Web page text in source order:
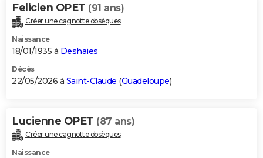
Carte de Noël
Carte Bonne année
Carte Saint-Valentin
Carte Pâques
Carte d'anniversaire
DICTIONNAIRE
Dictionnaire
Biographies
Citations
Expressions
Proverbes
PROGRAMME TV
S'inscrire
Se connecter
Lycées
Collèges
Primaires
Universités
Entreprises
Service militaire
Avis de recherche
AVIS DE DÉCÈS
Bricolage
Lifestyle
Culture
Sport
Auto
Television
Voyage
Cinema
Felicien OPET (91 ans)
Créer une cagnotte obsèques
Naissance
18/01/1935 à Deshaies
Décès
22/05/2026 à Saint-Claude (Guadeloupe)
Lucienne OPET (87 ans)
Créer une cagnotte obsèques
Naissance